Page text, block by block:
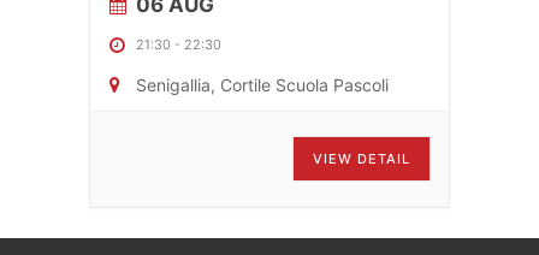
06 AUG
21:30 - 22:30
Senigallia, Cortile Scuola Pascoli
VIEW DETAIL